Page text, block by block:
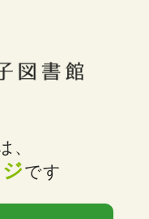
、
です